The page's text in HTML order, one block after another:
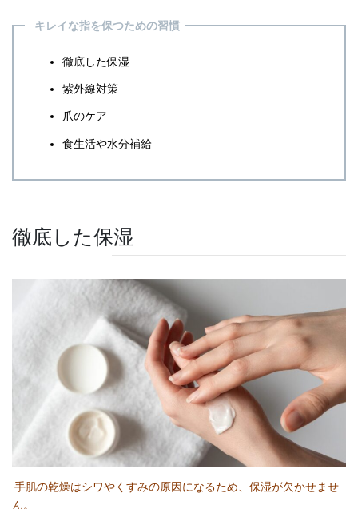
キレイな指を保つための習慣
徹底した保湿
紫外線対策
爪のケア
食生活や水分補給
徹底した保湿
手肌の乾燥はシワやくすみの原因になるため、保湿が欠かせませ
ん。